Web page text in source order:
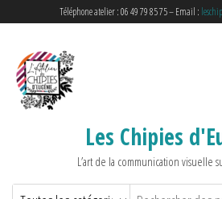
Téléphone atelier : 06 49 79 85 75 – Email :
Les Chipies
L’art de la communication visuelle